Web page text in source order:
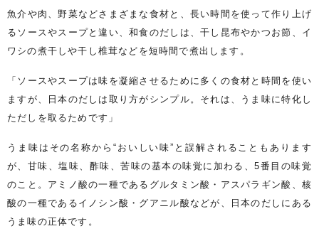
魚介や肉、野菜などさまざまな食材と、長い時間を使って作り上げ
るソースやスープと違い、和食のだしは、干し昆布やかつお節、イ
ワシの煮干しや干し椎茸などを短時間で煮出します。
「ソースやスープは味を凝縮させるために多くの食材と時間を使い
ますが、日本のだしは取り方がシンプル。それは、うま味に特化し
ただしを取るためです」
うま味はその名称から“おいしい味”と誤解されることもあります
が、甘味、塩味、酢味、苦味の基本の味覚に加わる、5番目の味覚
のこと。アミノ酸の一種であるグルタミン酸・アスパラギン酸、核
酸の一種であるイノシン酸・グアニル酸などが、日本のだしにある
うま味の正体です。